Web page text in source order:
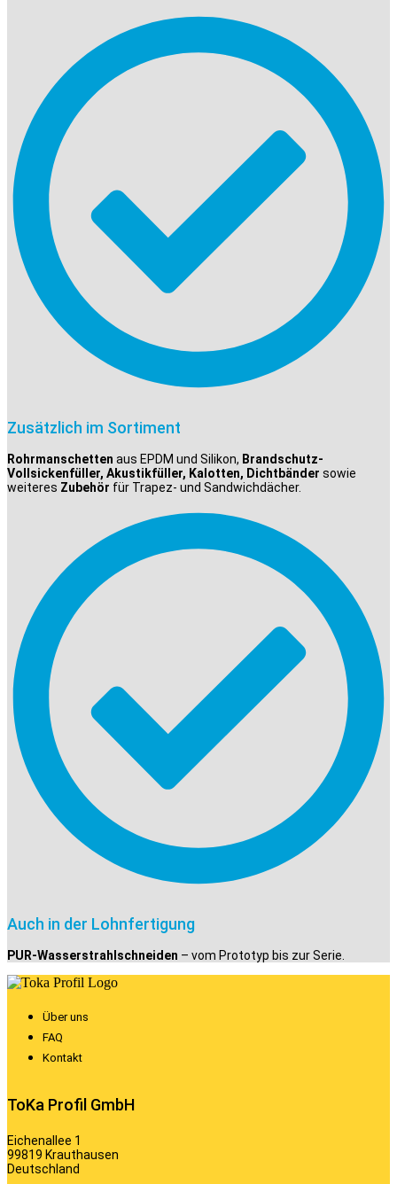
Zusätzlich im Sortiment
Rohrmanschetten aus EPDM und Silikon, Brandschutz-
Vollsickenfüller, Akustikfüller, Kalotten, Dichtbänder sowie
weiteres Zubehör für Trapez- und Sandwichdächer.
Auch in der Lohnfertigung
PUR-Wasserstrahlschneiden – vom Prototyp bis zur Serie.
Über uns
FAQ
Kontakt
ToKa Profil GmbH
Eichenallee 1
99819 Krauthausen
Deutschland